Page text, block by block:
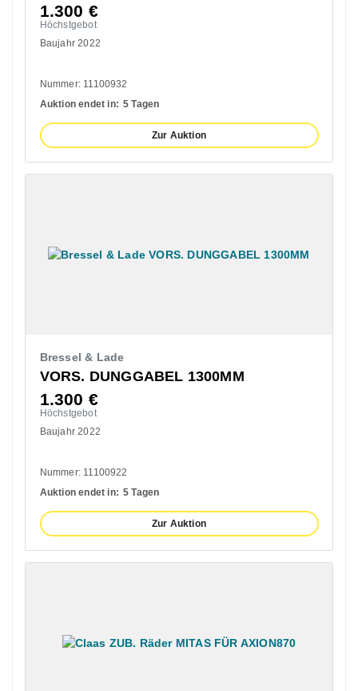
1.300 €
Höchstgebot
Baujahr 2022
Nummer: 11100932
Auktion endet in: 5 Tagen
Zur Auktion
Bressel & Lade
VORS. DUNGGABEL 1300MM
1.300 €
Höchstgebot
Baujahr 2022
Nummer: 11100922
Auktion endet in: 5 Tagen
Zur Auktion